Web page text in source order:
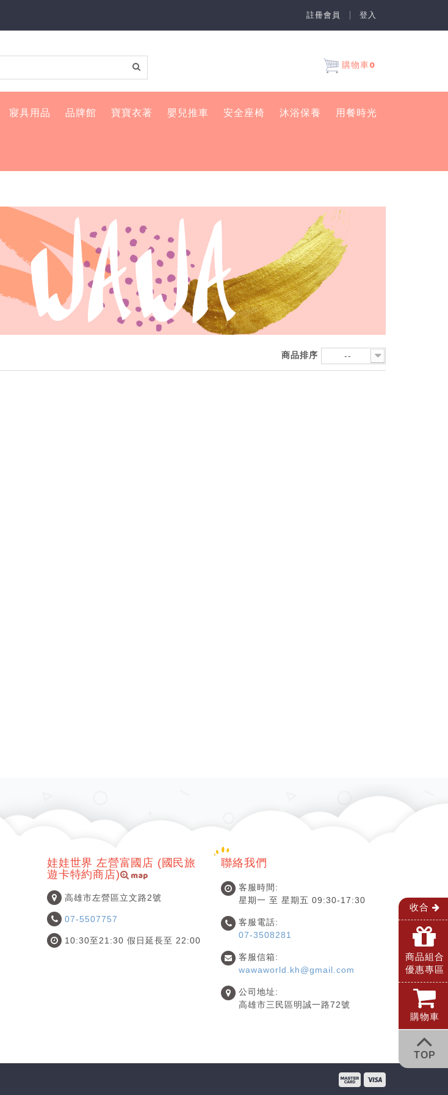
註冊會員 登入
購物車0
寢具用品 品牌館 寶寶衣著 嬰兒推車 安全座椅 沐浴保養 用餐時光
商品排序 --
娃娃世界 左營富國店 (國民旅
遊卡特約商店)
map
高雄市左營區立文路2號
07-5507757
10:30至21:30 假日延長至 22:00
聯絡我們
客服時間:
星期一 至 星期五 09:30-17:30
客服電話:
07-3508281
客服信箱:
wawaworld.kh@gmail.com
公司地址:
高雄市三民區明誠一路72號
收合
商品組合
優惠專區
購物車
TOP